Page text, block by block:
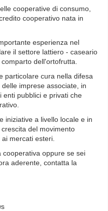
cooperative di consumo,
cooperativo nata in
esperienza nel
il settore lattiero - caseario
dell'ortofrutta.
particolare cura nella difesa
imprese associate, in
enti pubblici e privati che
iniziative a livello locale e in
del movimento
mercati esteri.
cooperativa oppure se sei
aderente, contatta la